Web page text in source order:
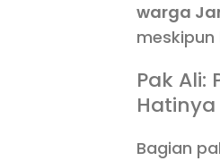
warga
Pak Ali:
Hatinya
Bagian